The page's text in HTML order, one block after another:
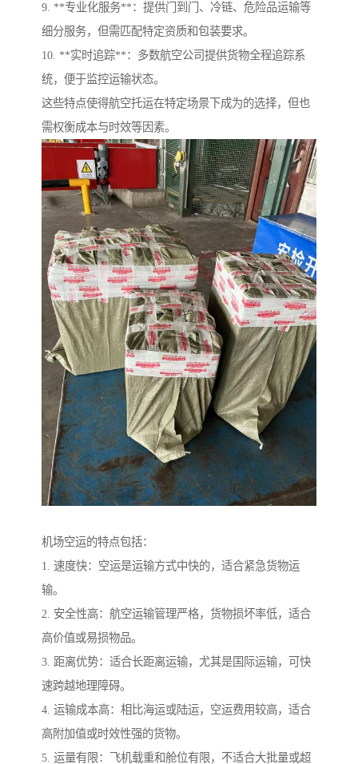
9. **专业化服务**：提供门到门、冷链、危险品运输等
细分服务，但需匹配特定资质和包装要求。
10. **实时追踪**：多数航空公司提供货物全程追踪系
统，便于监控运输状态。
这些特点使得航空托运在特定场景下成为的选择，但也
需权衡成本与时效等因素。
机场空运的特点包括：
1. 速度快：空运是运输方式中快的，适合紧急货物运
输。
2. 安全性高：航空运输管理严格，货物损坏率低，适合
高价值或易损物品。
3. 距离优势：适合长距离运输，尤其是国际运输，可快
速跨越地理障碍。
4. 运输成本高：相比海运或陆运，空运费用较高，适合
高附加值或时效性强的货物。
5. 运量有限：飞机载重和舱位有限，不适合大批量或超